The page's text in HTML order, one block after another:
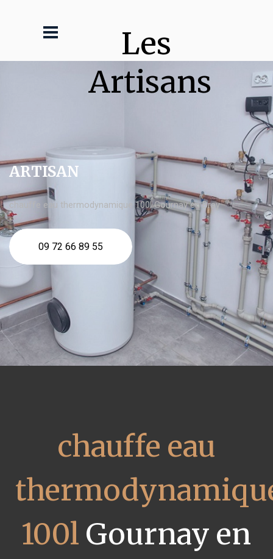
Les
Artisans
ARTISAN
chauffe eau thermodynamique 100l Gournay en Bray
09 72 66 89 55
chauffe eau
100l Gournay en